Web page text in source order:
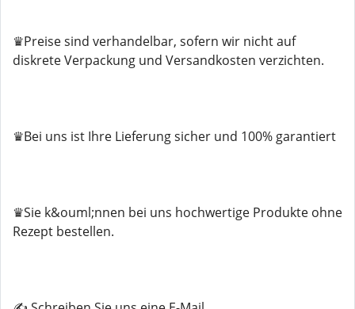
♛Preise sind verhandelbar, sofern wir nicht auf
diskrete Verpackung und Versandkosten verzichten.
♛Bei uns ist Ihre Lieferung sicher und 100% garantiert
♛Sie k&ouml;nnen bei uns hochwertige Produkte ohne
Rezept bestellen.